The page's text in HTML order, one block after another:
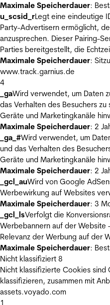
Maximale Speicherdauer:
u_scsid_rLegt eine eindeutige
Party-Advertisern ermöglicht,
anzusprechen. Dieser Pairing-
Parties bereitgestellt, die
Maximale Speicherdauer:
www.track.garnius.de
4
_gaWird verwendet, um Daten
das Verhalten des Besuchers
Geräte und Marketingkanäle
Maximale Speicherdauer: 2
_ga_#Wird verwendet, um
und das Verhalten des
Geräte und Marketingkanäle
Maximale Speicherdauer: 2
_gcl_auWird von Google
Werbewirkung auf Websites
Maximale Speicherdauer: 3
_gcl_lsVerfolgt die
Werbebannern auf der Website
Relevanz der Werbung auf der
Maximale Speicherdauer:
Nicht klassifiziert 8
Nicht klassifizierte Cookies
klassifizieren, zusammen mit
assets.voyado.com
1